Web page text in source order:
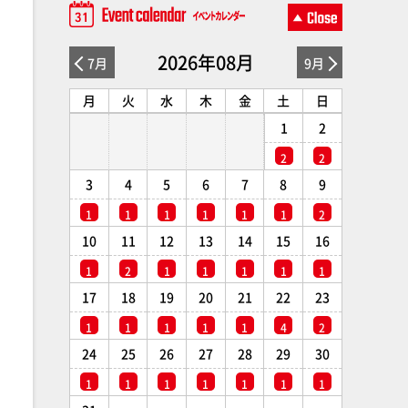
7月 2026年08月 9月
月 火 水 木 金 土
日
1
2
2
2
3
1
4
1
5
1
6
1
7
1
8
1
9
2
10
1
11
2
12
1
13
1
14
1
15
1
16
1
17
1
18
1
19
1
20
1
21
1
22
4
23
2
24
1
25
1
26
1
27
1
28
1
29
1
30
1